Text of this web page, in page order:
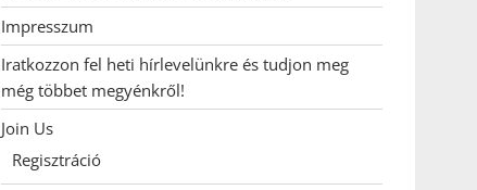
Impresszum
Iratkozzon fel heti hírlevelünkre és tudjon meg
még többet megyénkről!
Join Us
Regisztráció